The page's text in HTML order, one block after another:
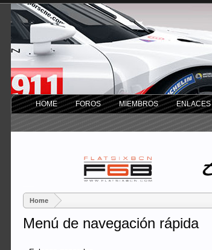
Home
Menú de navegación rápida
HOME FOROS MIEMBROS ENLACES